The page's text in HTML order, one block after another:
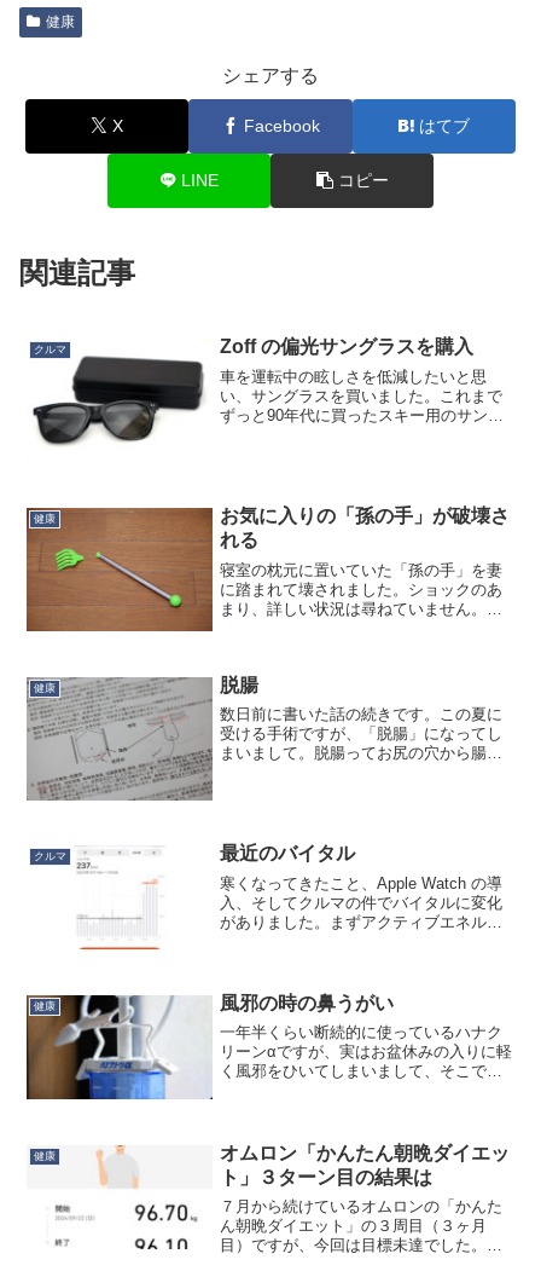
健康
シェアする
X Facebook はてブ
LINE コピー
関連記事
クルマ Zoff の偏光サングラスを購入
車を運転中の眩しさを低減したいと思
い、サングラスを買いました。これまで
ずっと90年代に買ったスキー用のサング
健康
お気に入りの「孫の手」が破壊さ
れる
寝室の枕元に置いていた「孫の手」を妻
に踏まれて壊されました。ショックのあ
まり、詳しい状況は尋ねていません。た
細いので、修復は困難で...
健康 脱腸
数日前に書いた話の続きです。この夏に
受ける手術ですが、「脱腸」になってし
まいまして。脱腸ってお尻の穴から腸が
クルマ 最近のバイタル
寒くなってきたこと、Apple Watch の導
入、そしてクルマの件でバイタルに変化
がありました。まずアクティブエネルギ
健康 風邪の時の鼻うがい
一年半くらい断続的に使っているハナク
リーンαですが、実はお盆休みの入りに軽
く風邪をひいてしまいまして、そこで初
すね！(；´Д｀) 鼻...
健康
オムロン「かんたん朝晩ダイエッ
ト」３ターン目の結果は
７月から続けているオムロンの「かんた
ん朝晩ダイエット」の３周目（３ヶ月
目）ですが、今回は目標未達でした。目